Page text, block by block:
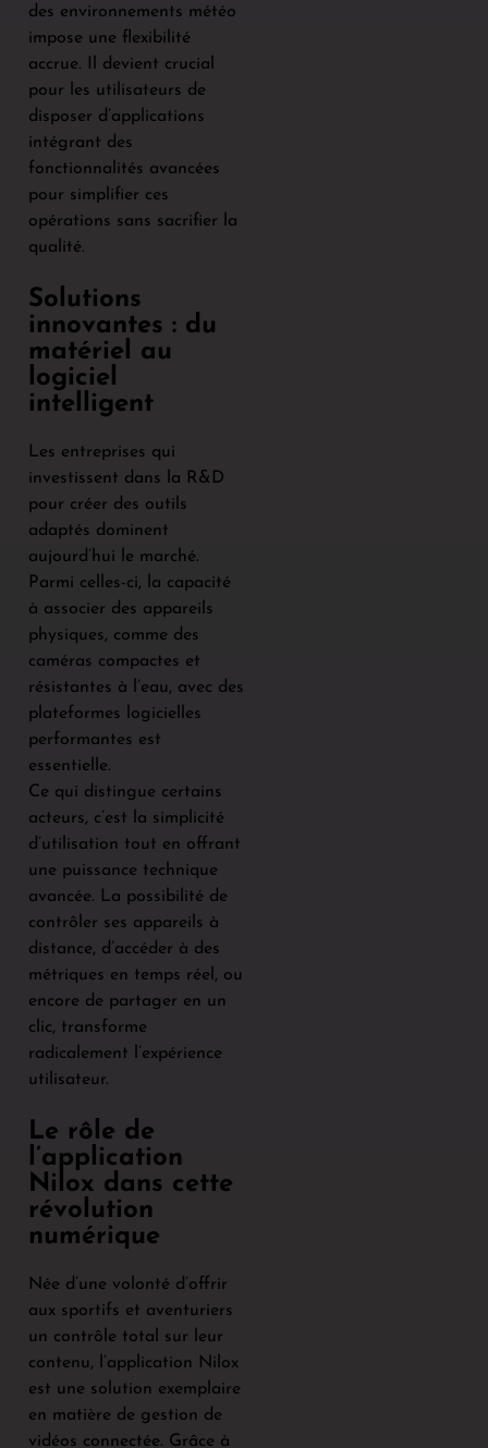
des environnements météo
impose une flexibilité
accrue. Il devient crucial
pour les utilisateurs de
disposer d’applications
intégrant des
fonctionnalités avancées
pour simplifier ces
opérations sans sacrifier la
qualité.
Solutions
innovantes : du
matériel au
logiciel
intelligent
Les entreprises qui
investissent dans la R&D
pour créer des outils
adaptés dominent
aujourd’hui le marché.
Parmi celles-ci, la capacité
à associer des appareils
physiques, comme des
caméras compactes et
résistantes à l’eau, avec des
plateformes logicielles
performantes est
essentielle.
Ce qui distingue certains
acteurs, c’est la simplicité
d’utilisation tout en offrant
une puissance technique
avancée. La possibilité de
contrôler ses appareils à
distance, d’accéder à des
métriques en temps réel, ou
encore de partager en un
clic, transforme
radicalement l’expérience
utilisateur.
Le rôle de
l’application
Nilox dans cette
révolution
numérique
Née d’une volonté d’offrir
aux sportifs et aventuriers
un contrôle total sur leur
contenu, l’application Nilox
est une solution exemplaire
en matière de gestion de
vidéos connectée. Grâce à